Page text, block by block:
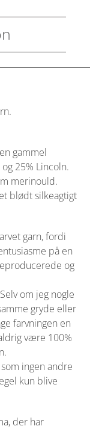
gammel
25% Lincoln.
merinould.
blødt silkeagtigt
garn, fordi
på en
og
om jeg nogle
gryde eller
farvningen en
være 100%
ingen andre
kun blive
der har